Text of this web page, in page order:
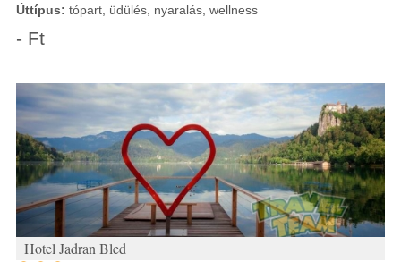
Úttípus: tópart, üdülés, nyaralás, wellness
- Ft
Hotel Jadran Bled